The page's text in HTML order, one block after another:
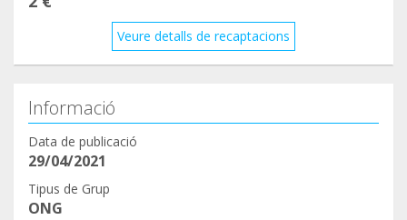
Veure detalls de recaptacions
Informació
Data de publicació
29/04/2021
Tipus de Grup
ONG